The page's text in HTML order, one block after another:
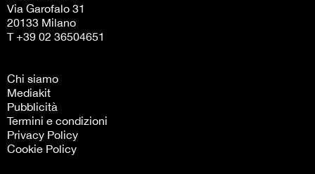
Via Garofalo 31
20133 Milano
T +39 02 36504651
Chi siamo
Mediakit
Pubblicità
Termini e condizioni
Privacy Policy
Cookie Policy